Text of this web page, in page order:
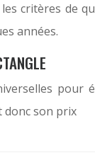
critères de
années.
donc son prix